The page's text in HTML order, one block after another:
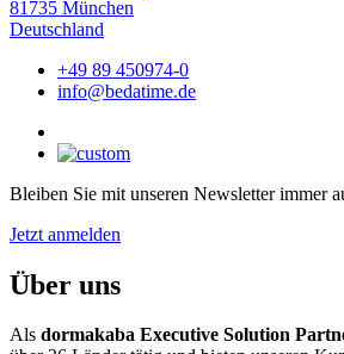
81735 München
Deutschland
+49 89 450974-0
info@bedatime.de
Bleiben Sie mit unseren Newsletter immer
Jetzt anmelden
Über uns
Als dormakaba Executive Solution